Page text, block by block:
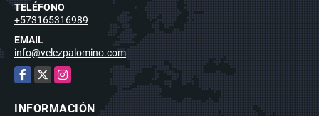
TELÉFONO
+573165316989
EMAIL
info@velezpalomino.com
Facebook
X Instagram
INFORMACIÓN